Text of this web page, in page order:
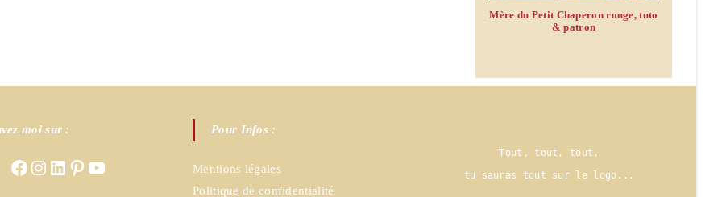
Mère du Petit Chaperon rouge, tuto
& patron
moi sur :
FacebookInstagram
LinkedIn
PinterestYouTube
Pour Infos :
Mentions légales
Politique de confidentialité
Tout, tout, tout,
tu sauras tout sur le logo.. .